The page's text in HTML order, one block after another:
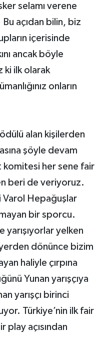
selamı verene
açıdan bilin, biz
içerisinde
ancak böyle
ki ilk olarak
onların
alan kişilerden
şöyle devam
her sene fair
beri de veriyoruz.
Varol Hepağuşlar
bir sporcu.
yarışıyorlar yelken
yerden dönünce bizim
haliyle çırpına
Yunan yarışçıya
yarışçı birinci
Türkiye’nin ilk fair
play açısından